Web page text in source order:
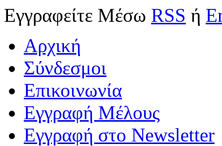
Εγγραφείτε Μέσω RSS ή
Αρχική
Σύνδεσμοι
Επικοινωνία
Εγγραφή Μέλους
Εγγραφή στο Newsletter